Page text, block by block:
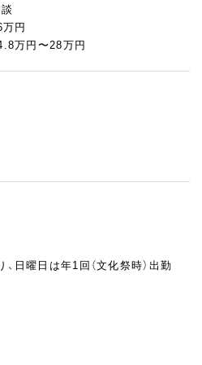
円
万円〜28万円
日曜日は年1回（文化祭時）出勤